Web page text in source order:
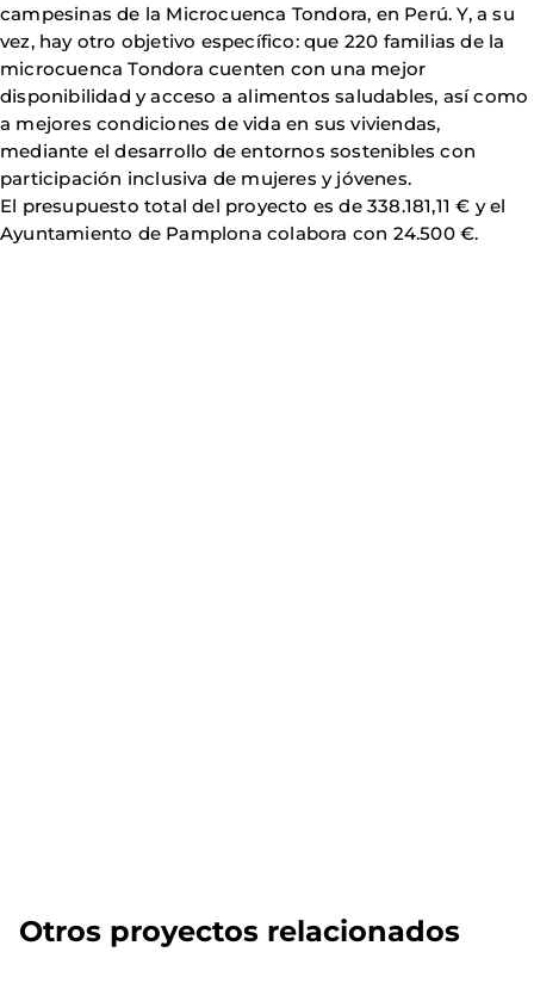
campesinas de la Microcuenca Tondora, en Perú. Y, a su
vez, hay otro objetivo específico: que 220 familias de la
microcuenca Tondora cuenten con una mejor
disponibilidad y acceso a alimentos saludables, así como
a mejores condiciones de vida en sus viviendas,
mediante el desarrollo de entornos sostenibles con
participación inclusiva de mujeres y jóvenes.
El presupuesto total del proyecto es de 338.181,11 € y el
Ayuntamiento de Pamplona colabora con 24.500 €.
Otros proyectos relacionados